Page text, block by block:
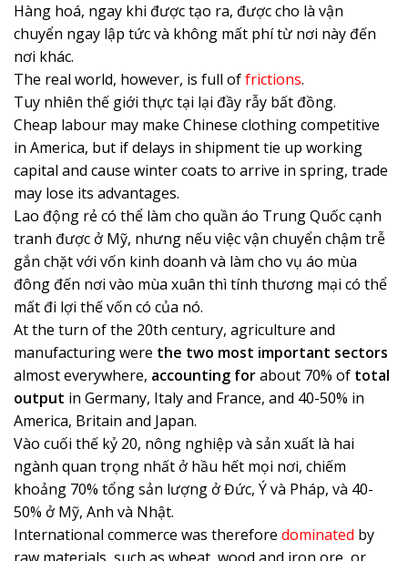
Hàng hoá, ngay khi được tạo ra, được cho là vận
chuyển ngay lập tức và không mất phí từ nơi này đến
nơi khác.
The real world, however, is full offrictions.
Tuy nhiên thế giới thực tại lại đầy rẫy bất đồng.
Cheap labour may make Chinese clothing competitive
in America, but if delays in shipment tie up working
capital and cause winter coats to arrive in spring, trade
may lose its advantages.
Lao động rẻ có thể làm cho quần áo Trung Quốc cạnh
tranh được ở Mỹ, nhưng nếu việc vận chuyển chậm trễ
gắn chặt với vốn kinh doanh và làm cho vụ áo mùa
đông đến nơi vào mùa xuân thì tính thương mại có thể
mất đi lợi thế vốn có của nó.
At the turn of the 20th century, agriculture and
manufacturing were the two most important sectors
almost everywhere, accounting forabout 70% of total
output in Germany, Italy and France, and 40-50% in
America, Britain and Japan.
Vào cuối thế kỷ 20, nông nghiệp và sản xuất là hai
ngành quan trọng nhất ở hầu hết mọi nơi, chiếm
khoảng 70% tổng sản lượng ở Đức, Ý và Pháp, và 40-
50% ở Mỹ, Anh và Nhật.
International commerce was therefore dominated by